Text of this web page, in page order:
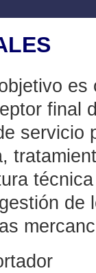
es
final
servicio